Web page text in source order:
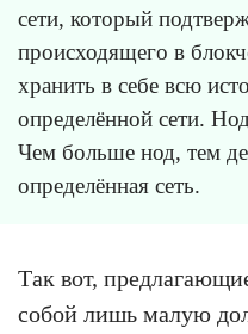
сети, который
происходящего в
хранить в себе всю
определённой сети.
Чем больше нод, тем
определённая сеть.
Так вот,
собой лишь малую